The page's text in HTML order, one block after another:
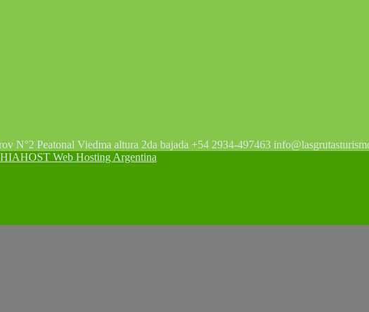
N°2 Peatonal Viedma altura 2da bajada +54 2934-497463
Web Hosting Argentina